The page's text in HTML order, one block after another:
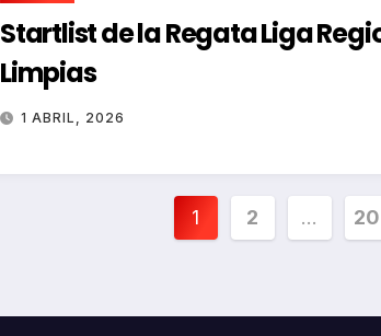
Startlist de la Regata Liga
Limpias
1 ABRIL, 2026
Paginación
entradas
1 2 … 20